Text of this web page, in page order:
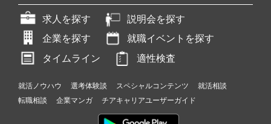
求人を探す
説明会を探す
企業を探す
就職イベントを探す
タイムライン
適性検査
就活ノウハウ 選考体験談 スペシャルコンテンツ
就活相談
転職相談
企業マンガ チアキャリアユーザーガイド